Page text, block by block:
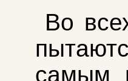
Во
самым